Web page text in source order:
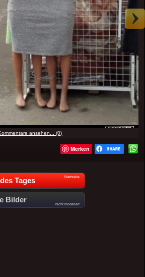
ansehen... (0)
Merken
Tages Startseite
Bilder
nicht moderiert